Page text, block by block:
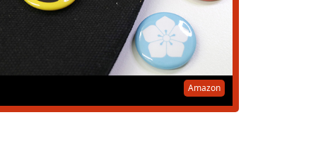
Amazon